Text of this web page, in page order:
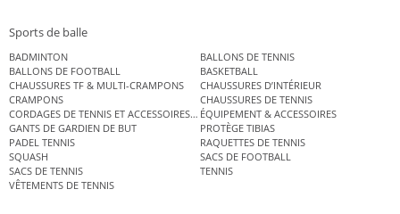
Sports de balle
BADMINTON
BALLONS DE TENNIS
BALLONS DE FOOTBALL
BASKETBALL
CHAUSSURES TF & MULTI-CRAMPONS
CHAUSSURES D’INTÉRIEUR
CRAMPONS
CHAUSSURES DE TENNIS
CORDAGES DE TENNIS ET ACCESSOIRES DE TENNISÉQUIPEMENT & ACCESSOIRES
GANTS DE GARDIEN DE BUT
PROTÈGE TIBIAS
PADEL TENNIS
RAQUETTES DE TENNIS
SQUASH
SACS DE FOOTBALL
SACS DE TENNIS
TENNIS
VÊTEMENTS DE TENNIS